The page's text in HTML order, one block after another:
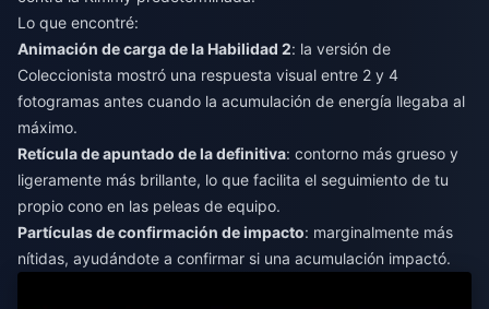
Lo que encontré:
Animación de carga de la Habilidad 2: la versión de
Coleccionista mostró una respuesta visual entre 2 y 4
fotogramas antes cuando la acumulación de energía llegaba al
máximo.
Retícula de apuntado de la definitiva: contorno más grueso y
ligeramente más brillante, lo que facilita el seguimiento de tu
propio cono en las peleas de equipo.
Partículas de confirmación de impacto: marginalmente más
nítidas, ayudándote a confirmar si una acumulación impactó.